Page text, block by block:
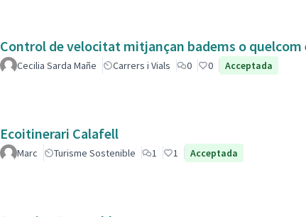
Control de velocitat mitjançan badems o
Cecilia Sarda Mañe Carrers i Vials 0 0 Acceptada
Ecoitinerari Calafell
Marc Turisme Sostenible 1 1 Acceptada